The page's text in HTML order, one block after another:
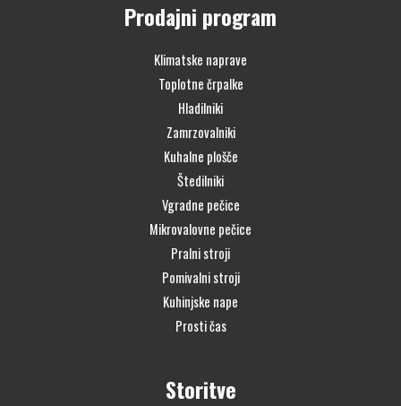
Prodajni program
Klimatske naprave
Toplotne črpalke
Hladilniki
Zamrzovalniki
Kuhalne plošče
Štedilniki
Vgradne pečice
Mikrovalovne pečice
Pralni stroji
Pomivalni stroji
Kuhinjske nape
Prosti čas
Storitve